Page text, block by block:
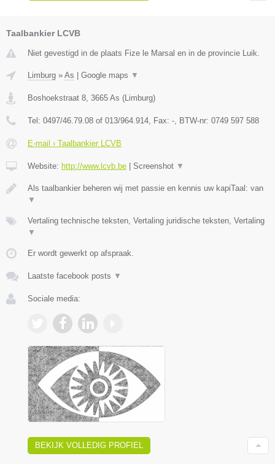
Taalbankier LCVB
Niet gevestigd in de plaats Fize le Marsal en in de provincie Luik.
Limburg » As Google maps ▼
Boshoekstraat 8 3665 As ( Limburg)
Tel: 0497/46.79.08 of 013/964.914 , Fax: - , BTW-nr: 0749 597 588
E-mail › Taalbankier LCVB
Website: http://www.lcvb.be Screenshot ▼
Als taalbankier beheren wij met passie en kennis uw kapiTaal: van
▼
Vertaling technische teksten, Vertaling juridische teksten, Vertaling
▼
Er wordt gewerkt op afspraak.
Laatste facebook posts ▼
Sociale media:
BEKIJK VOLLEDIG PROFIEL